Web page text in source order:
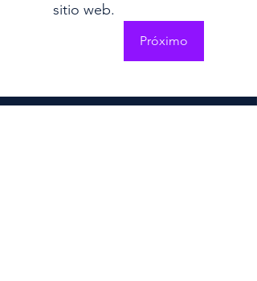
sitio web.
Próximo